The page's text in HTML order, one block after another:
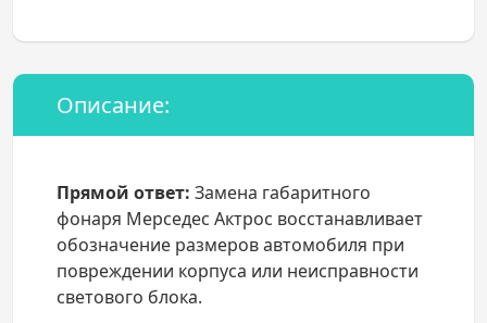
Описание:
Прямой ответ: Замена габаритного
фонаря Мерседес Актрос восстанавливает
обозначение размеров автомобиля при
повреждении корпуса или неисправности
светового блока.